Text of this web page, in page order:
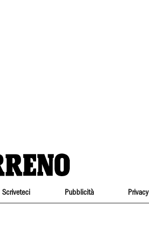
Scriveteci Pubblicità Privacy